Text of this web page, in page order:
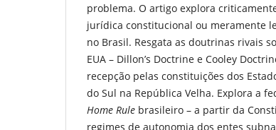
problema. O artigo explora
jurídica constitucional ou meramente
no Brasil. Resgata as doutrinas rivais
EUA – Dillon’s Doctrine e Cooley
recepção pelas constituições dos
do Sul na República Velha. Explora a
Home Rule brasileiro – a partir da
regimes de autonomia dos entes